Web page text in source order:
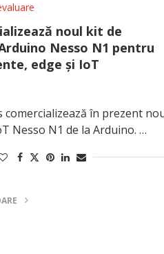
noul kit de
Nesso N1 pentru
edge și IoT
comercializează în prezent
Nesso N1 de la Arduino. …